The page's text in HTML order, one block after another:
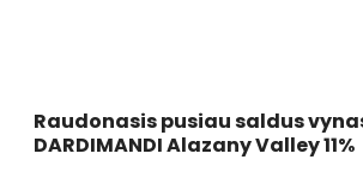
Raudonasis pusiau saldus
DARDIMANDI Alazany Valley 11%